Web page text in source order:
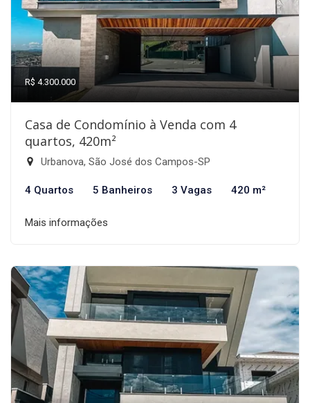
R$ 4.300.000
Casa de Condomínio à Venda com 4
quartos, 420m²
Urbanova, São José dos Campos-SP
4 Quartos 5 Banheiros 3 Vagas 420 m²
Mais informações